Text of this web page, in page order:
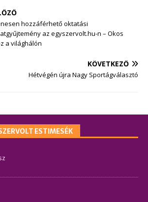
hozzáférhető oktatási
az egyszervolt.hu-n – Okos
a világhálón
KÖVETKEZŐ
Hétvégén újra Nagy Sportágválasztó
ESTIMESÉK